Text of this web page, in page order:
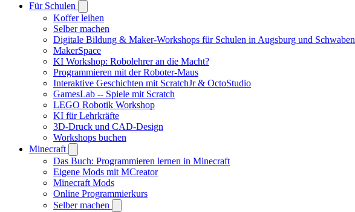
Für Schulen
Koffer leihen
Selber machen
Digitale Bildung & Maker-Workshops für Schulen in Augsburg und Schwaben
MakerSpace
KI Workshop: Robolehrer an die Macht?
Programmieren mit der Roboter-Maus
Interaktive Geschichten mit ScratchJr & OctoStudio
GamesLab -- Spiele mit Scratch
LEGO Robotik Workshop
KI für Lehrkräfte
3D-Druck und CAD-Design
Workshops buchen
Minecraft
Das Buch: Programmieren lernen in Minecraft
Eigene Mods mit MCreator
Minecraft Mods
Online Programmierkurs
Selber machen